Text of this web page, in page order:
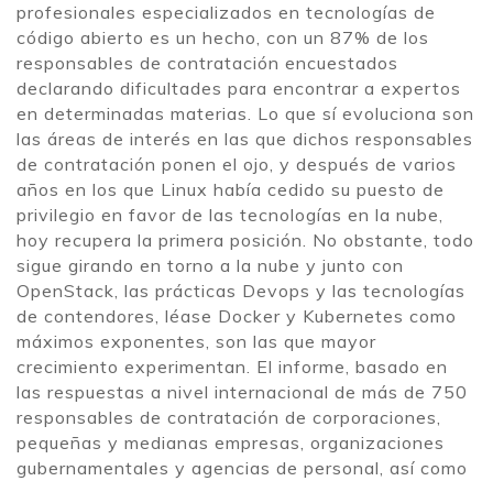
profesionales especializados en tecnologías de
código abierto es un hecho, con un 87% de los
responsables de contratación encuestados
declarando dificultades para encontrar a expertos
en determinadas materias. Lo que sí evoluciona son
las áreas de interés en las que dichos responsables
de contratación ponen el ojo, y después de varios
años en los que Linux había cedido su puesto de
privilegio en favor de las tecnologías en la nube,
hoy recupera la primera posición. No obstante, todo
sigue girando en torno a la nube y junto con
OpenStack, las prácticas Devops y las tecnologías
de contendores, léase Docker y Kubernetes como
máximos exponentes, son las que mayor
crecimiento experimentan. El informe, basado en
las respuestas a nivel internacional de más de 750
responsables de contratación de corporaciones,
pequeñas y medianas empresas, organizaciones
gubernamentales y agencias de personal, así como